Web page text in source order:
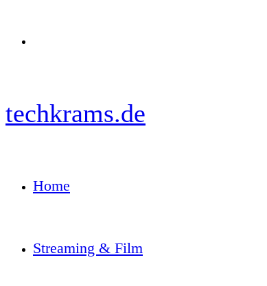
techkrams.de
Home
Streaming & Film